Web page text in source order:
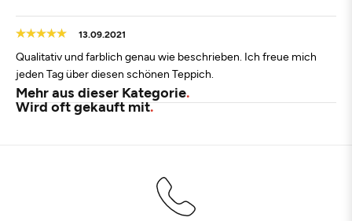
13.09.2021
Qualitativ und farblich genau wie beschrieben. Ich freue mich
jeden Tag über diesen schönen Teppich.
Mehr aus dieser Kategorie
Wird oft gekauft mit